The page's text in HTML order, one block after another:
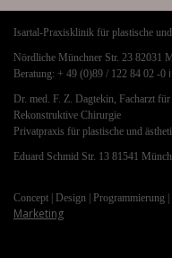
Isartal-Praxisklinik für plastische
Nördliche Münchner Str. 23 82031
Beratung: + 49 (0)89 / 122 84 02 -0
Dr. med. F. Z. Dagtekin, Facharzt
Rekonstruktive Chirurgie
Privatpraxis für plastische und
Eduard Schmid Str. 13 81541
Concept | Design | Programmierung
Marketing